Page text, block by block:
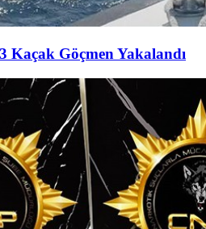
Kaçak Göçmen Yakalandı